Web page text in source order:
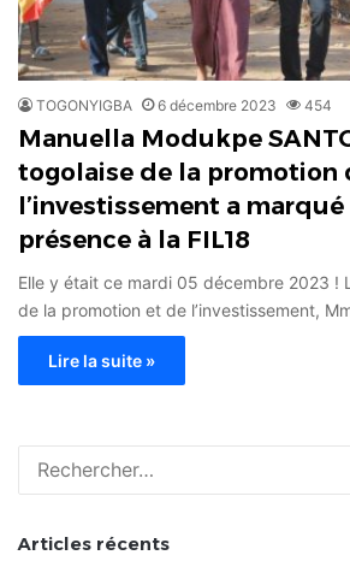
TOGONYIGBA 6 décembre 2023 454
Manuella Modukpe
togolaise de la promotion
l’investissement a marqué
présence à la FIL18
Elle y était ce mardi 05 décembre 2023 !
de la promotion et de l’investissement,
Lire la suite »
Articles récents